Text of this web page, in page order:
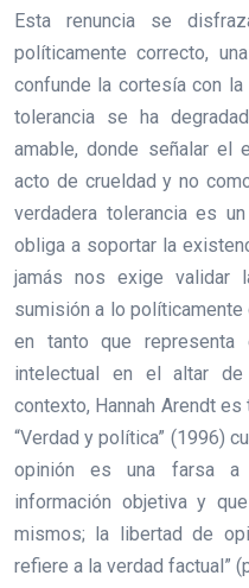
Esta renuncia se
políticamente correcto,
confunde la cortesía con
tolerancia se ha
amable, donde señalar el
acto de crueldad y no
verdadera tolerancia es
obliga a soportar la
jamás nos exige validar
sumisión a lo
en tanto que
intelectual en el altar
contexto, Hannah Arendt
“Verdad y política” (1996)
opinión es una farsa
información objetiva y
mismos; la libertad de
refiere a la verdad factual”